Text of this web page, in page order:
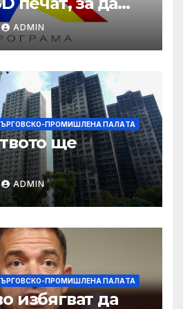
на
с увреждания
ADMIN
ПРОМИШЛЕНА ПАЛAТА
ще
Wang Fuk
за обратно
Хоп
ADMIN
ПРОМИШЛЕНА ПАЛAТА
избягват да